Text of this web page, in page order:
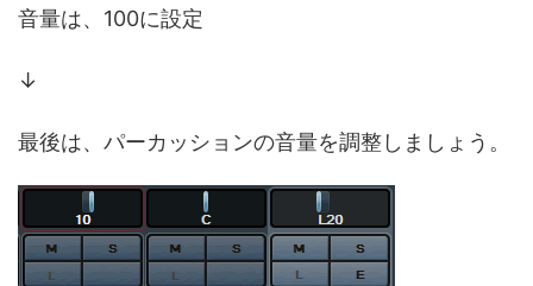
音量は、100に設定
↓
最後は、パーカッションの音量を調整しましょう。